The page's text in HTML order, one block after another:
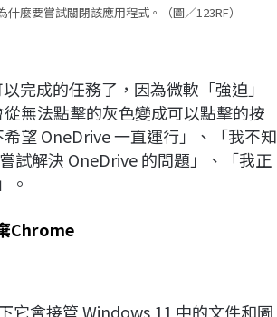
麼要嘗試關閉該應用程式。（圖／123RF）
完成的任務了，因為微軟「強迫」
無法點擊的灰色變成可以點擊的按
望 OneDrive 一直運行」、「我不知
試解決 OneDrive 的問題」、「我正
。
Chrome
它會接管 Windows 11 中的文件和圖